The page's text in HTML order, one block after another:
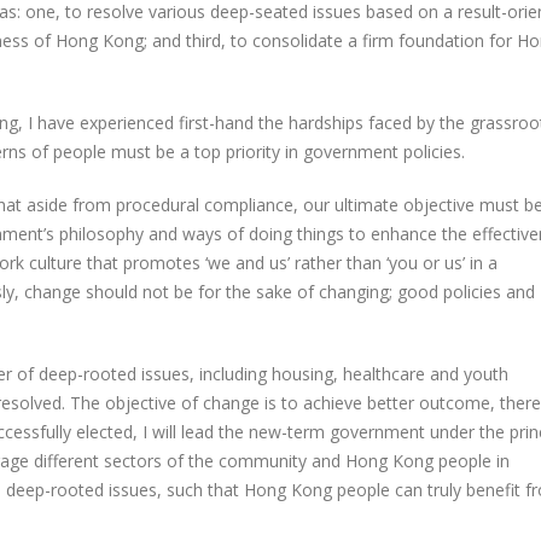
one, to resolve various deep-seated issues based on a result-
of Hong Kong; and third, to consolidate a firm foundation for
I have experienced first-hand the hardships faced by the
of people must be a top priority in government policies.
aside from procedural compliance, our ultimate objective must
philosophy and ways of doing things to enhance the
culture that promotes ‘we and us’ rather than ‘you or us’ in a
change should not be for the sake of changing; good policies and
of deep-rooted issues, including housing, healthcare and youth
The objective of change is to achieve better outcome,
elected, I will lead the new-term government under the
different sectors of the community and Hong Kong people in
rooted issues, such that Hong Kong people can truly benefit